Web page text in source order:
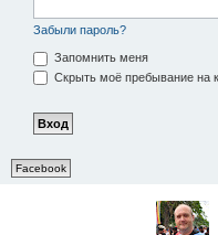
Забыли пароль?
Запомнить меня
Скрыть моё пребывание на
Facebook